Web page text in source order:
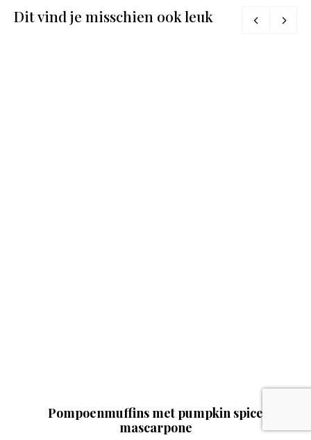
Dit vind je misschien ook leuk
Pompoenmuffins met pumpkin spice
mascarpone